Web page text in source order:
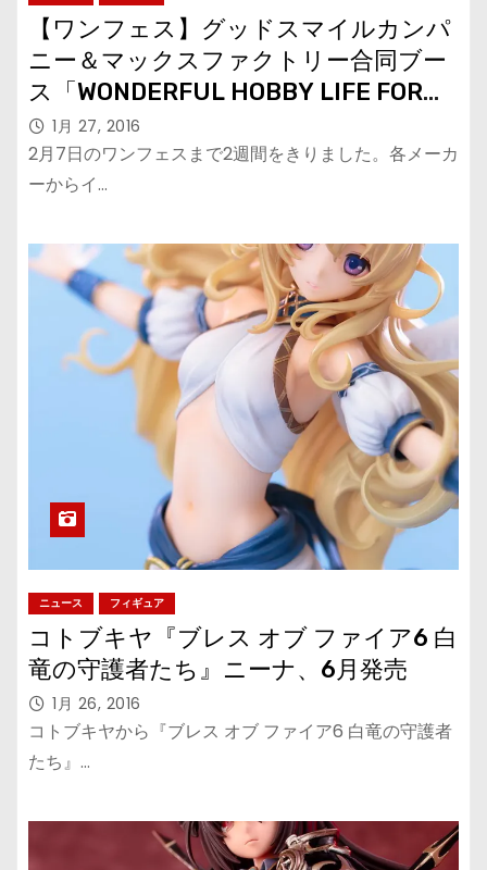
【ワンフェス】グッドスマイルカンパ
ニー＆マックスファクトリー合同ブー
ス「WONDERFUL HOBBY LIFE FOR
YOU!! 23」イベント販売フィギュアラ
インナップ
1月 27, 2016
2月7日のワンフェスまで2週間をきりました。各メーカ
ーからイ…
ニュース フィギュア
コトブキヤ『ブレス オブ ファイア6 白
竜の守護者たち』ニーナ、6月発売
1月 26, 2016
コトブキヤから『ブレス オブ ファイア6 白竜の守護者
たち』…